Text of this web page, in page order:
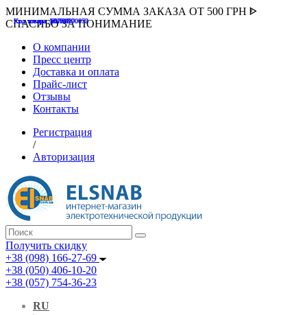
МИНИМАЛЬНАЯ СУММА ЗАКАЗА ОТ 500 ГРН ᐈ
СПАСИБО ЗА ПОНИМАНИЕ
О компании
Пресс центр
Доставка и оплата
Прайс-лист
Отзывы
Контакты
Регистрация
/
Авторизация
Получить скидку
+38 (098) 166-27-69
+38 (050) 406-10-20
+38 (057) 754-36-23
RU
Код товара :507000
Код товара :HUK-K00058
Код товара :Т075177
Код товара :pnsv12
Код товара :HUK-K00072